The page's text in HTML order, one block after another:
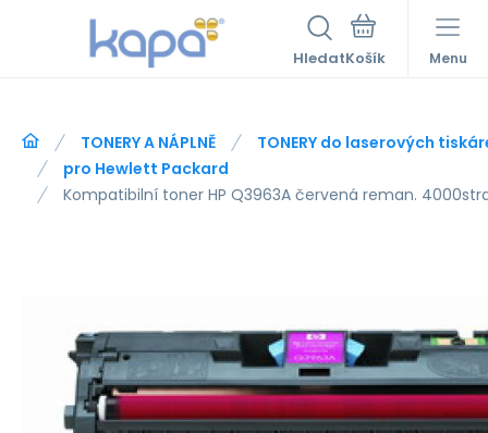
Hledat Menu
TONERY A NÁPLNĚ
TONERY do laserových
pro Hewlett Packard
Kompatibilní toner HP Q3963A červená reman.